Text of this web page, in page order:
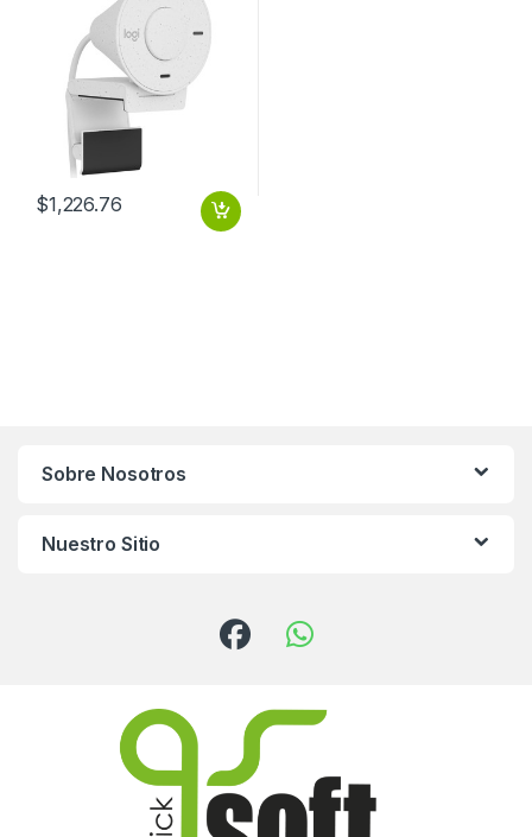
$1,226.76
Sobre Nosotros
Nuestro Sitio